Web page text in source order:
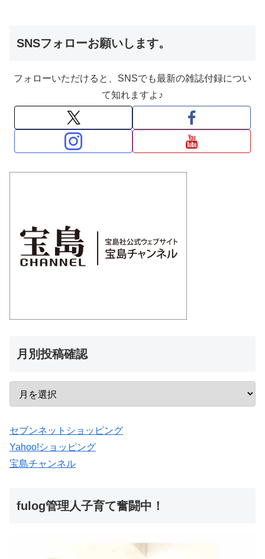
SNSフォローお願いします。
フォローいただけると、SNSでも最新の雑誌付録につい
て知れますよ♪
月別投稿確認
セブンネットショッピング
Yahoo!ショッピング
宝島チャンネル
fulog管理人子育て奮闘中！